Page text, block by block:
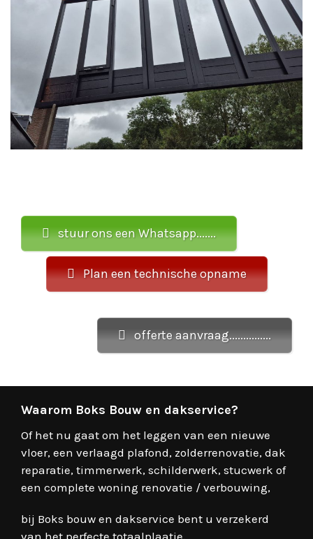
stuur ons een Whatsapp.......
Plan een technische opname
offerte aanvraag...............
Waarom Boks Bouw en dakservice?
Of het nu gaat om het leggen van een nieuwe
vloer, een verlaagd plafond, zolderrenovatie, dak
reparatie, timmerwerk, schilderwerk, stucwerk of
een complete woning renovatie / verbouwing,
bij Boks bouw en dakservice bent u verzekerd
van het perfecte totaalplaatje.